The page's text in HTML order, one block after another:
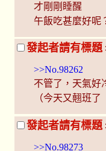
才剛剛睡醒
午飯吃甚麼好呢
發起者請有標題
>>No.98262
不管了，天氣好
（今天又翹班了
發起者請有標題
>>No.98273